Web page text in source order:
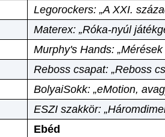
Legorockers: „A XXI.
Materex: „Róka-nyúl
Murphy's Hands:
Reboss csapat: „Reboss
BolyaiSokk: „eMotion,
ESZI szakkör:
Ebéd